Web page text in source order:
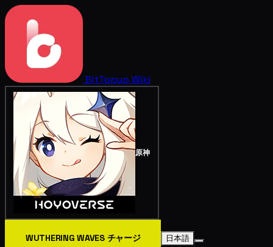
BitTopup Wiki
原神
WUTHERING WAVES チャージ 日本語